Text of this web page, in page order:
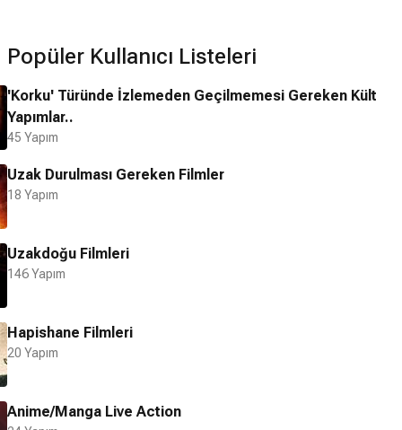
Popüler Kullanıcı Listeleri
'Korku' Türünde İzlemeden Geçilmemesi Gereken Kült
Yapımlar..
45 Yapım
Uzak Durulması Gereken Filmler
18 Yapım
Uzakdoğu Filmleri
146 Yapım
Hapishane Filmleri
20 Yapım
Anime/Manga Live Action